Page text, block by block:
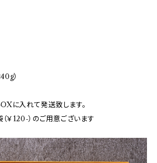
）
に入れて発送致します。
￥120-）のご用意ございます